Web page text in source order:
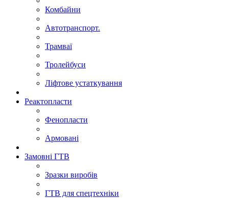
Комбайни
Автотранспорт.
Трамваї
Тролейбуси
Ліфтове устаткування
Реактопласти
Фенопласти
Армовані
Замовні ГТВ
Зразки виробів
ГТВ для спецтехніки